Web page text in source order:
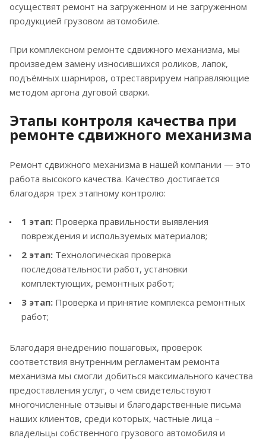
осуществят ремонт на загруженном и не загруженном
продукцией грузовом автомобиле.
При комплексном ремонте сдвижного механизма, мы
произведем замену износившихся роликов, лапок,
подъёмных шарниров, отреставрируем направляющие
методом аргона дуговой сварки.
Этапы контроля качества при
ремонте сдвижного механизма
Ремонт сдвижного механизма в нашей компании — это
работа высокого качества. Качество достигается
благодаря трех этапному контролю:
1 этап: Проверка правильности выявления
повреждения и используемых материалов;
2 этап: Технологическая проверка
последовательности работ, установки
комплектующих, ремонтных работ;
3 этап: Проверка и принятие комплекса ремонтных
работ;
Благодаря внедрению пошаговых, проверок
соответствия внутренним регламентам ремонта
механизма мы смогли добиться максимального качества
предоставления услуг, о чем свидетельствуют
многочисленные отзывы и благодарственные письма
наших клиентов, среди которых, частные лица –
владельцы собственного грузового автомобиля и